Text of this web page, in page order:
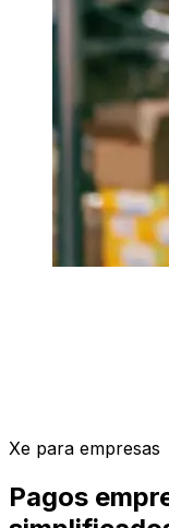
Xe para empresas
Pagos